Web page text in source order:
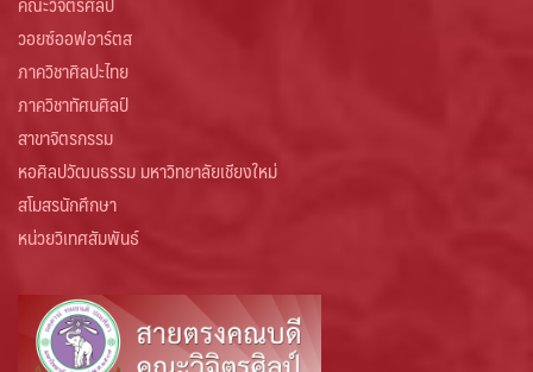
วอยซ์ออฟอาร์ตส
ภาควิชาศิลปะไทย
ภาควิชาทัศนศิลป์
สาขาจิตรกรรม
หอศิลปวัฒนธรรม มหาวิทยาลัยเชียงใหม่
สโมสรนักศึกษา
หน่วยวิเทศสัมพันธ์